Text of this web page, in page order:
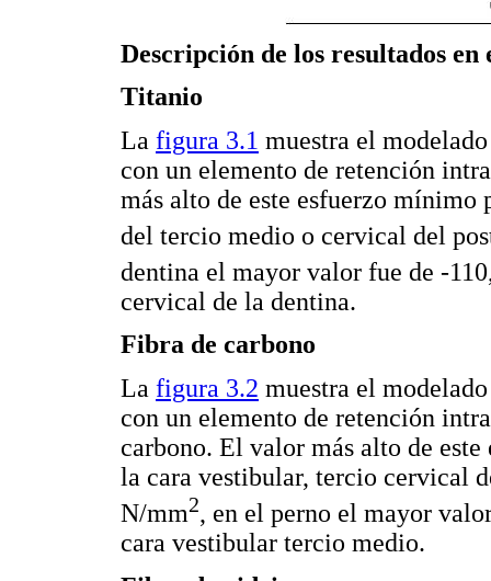
Descripción de los resultados
Titanio
La figura 3.1 muestra el
con un elemento de retención
más alto de este esfuerzo
del tercio medio o cervical del
dentina el mayor valor fue de -
cervical de la dentina.
Fibra de carbono
La figura 3.2 muestra el
con un elemento de retención
carbono. El valor más alto de
la cara vestibular, tercio cervical
N/mm2, en el perno el mayor
cara vestibular tercio medio.